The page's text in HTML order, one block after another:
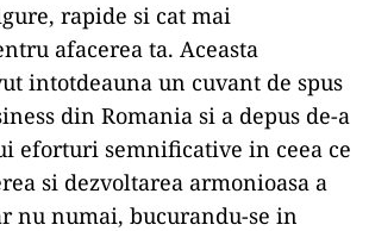
rapide si cat mai
afacerea ta. Aceasta
intotdeauna un cuvant de spus
din Romania si a depus de-a
eforturi semnificative in ceea ce
si dezvoltarea armonioasa a
nu numai, bucurandu-se in